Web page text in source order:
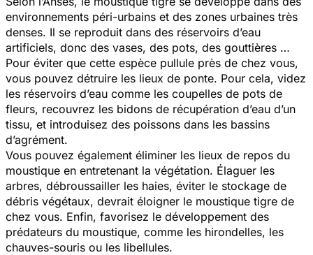
environnements péri-urbains et des zones urbaines très
denses. Il se reproduit dans des réservoirs d’eau
artificiels, donc des vases, des pots, des gouttières …
Pour éviter que cette espèce pullule près de chez vous,
vous pouvez détruire les lieux de ponte. Pour cela, videz
les réservoirs d’eau comme les coupelles de pots de
fleurs, recouvrez les bidons de récupération d’eau d’un
tissu, et introduisez des poissons dans les bassins
d’agrément.
Vous pouvez également éliminer les lieux de repos du
moustique en entretenant la végétation. Élaguer les
arbres, débroussailler les haies, éviter le stockage de
débris végétaux, devrait éloigner le moustique tigre de
chez vous. Enfin, favorisez le développement des
prédateurs du moustique, comme les hirondelles, les
chauves-souris ou les libellules.